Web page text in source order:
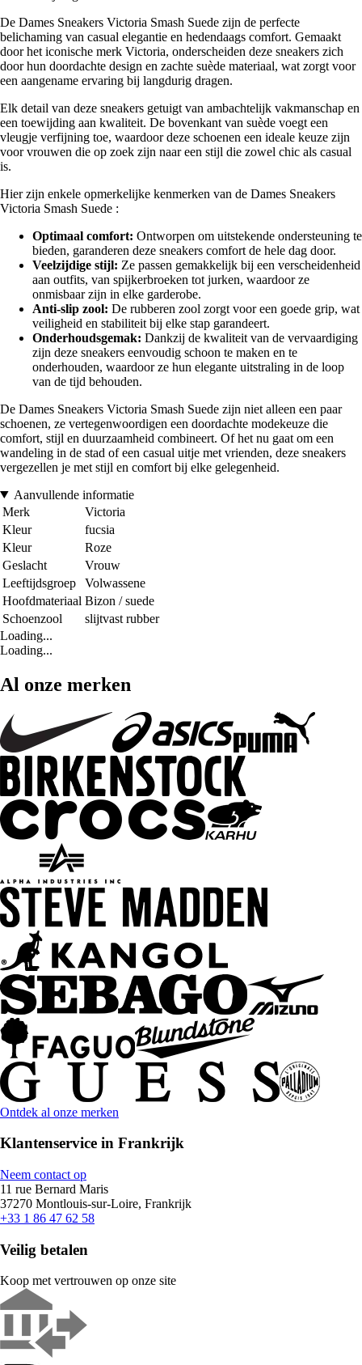
De Dames Sneakers Victoria Smash Suede zijn de perfecte
belichaming van casual elegantie en hedendaags comfort. Gemaakt
door het iconische merk Victoria, onderscheiden deze sneakers zich
door hun doordachte design en zachte suède materiaal, wat zorgt voor
een aangename ervaring bij langdurig dragen.
Elk detail van deze sneakers getuigt van ambachtelijk vakmanschap en
een toewijding aan kwaliteit. De bovenkant van suède voegt een
vleugje verfijning toe, waardoor deze schoenen een ideale keuze zijn
voor vrouwen die op zoek zijn naar een stijl die zowel chic als casual
is.
Hier zijn enkele opmerkelijke kenmerken van de Dames Sneakers
Victoria Smash Suede :
Optimaal comfort: Ontworpen om uitstekende ondersteuning te
bieden, garanderen deze sneakers comfort de hele dag door.
Veelzijdige stijl: Ze passen gemakkelijk bij een verscheidenheid
aan outfits, van spijkerbroeken tot jurken, waardoor ze
onmisbaar zijn in elke garderobe.
Anti-slip zool: De rubberen zool zorgt voor een goede grip, wat
veiligheid en stabiliteit bij elke stap garandeert.
Onderhoudsgemak: Dankzij de kwaliteit van de vervaardiging
zijn deze sneakers eenvoudig schoon te maken en te
onderhouden, waardoor ze hun elegante uitstraling in de loop
van de tijd behouden.
De Dames Sneakers Victoria Smash Suede zijn niet alleen een paar
schoenen, ze vertegenwoordigen een doordachte modekeuze die
comfort, stijl en duurzaamheid combineert. Of het nu gaat om een
wandeling in de stad of een casual uitje met vrienden, deze sneakers
vergezellen je met stijl en comfort bij elke gelegenheid.
Aanvullende informatie
Merk
Victoria
Kleur
fucsia
Kleur
Roze
Geslacht
Vrouw
Leeftijdsgroep
Volwassene
Hoofdmateriaal Bizon / suede
Schoenzool
slijtvast rubber
Loading...
Loading...
Al onze merken
Ontdek al onze merken
Klantenservice in Frankrijk
Neem contact op
11 rue Bernard Maris
37270 Montlouis-sur-Loire, Frankrijk
+33 1 86 47 62 58
Veilig betalen
Koop met vertrouwen op onze site